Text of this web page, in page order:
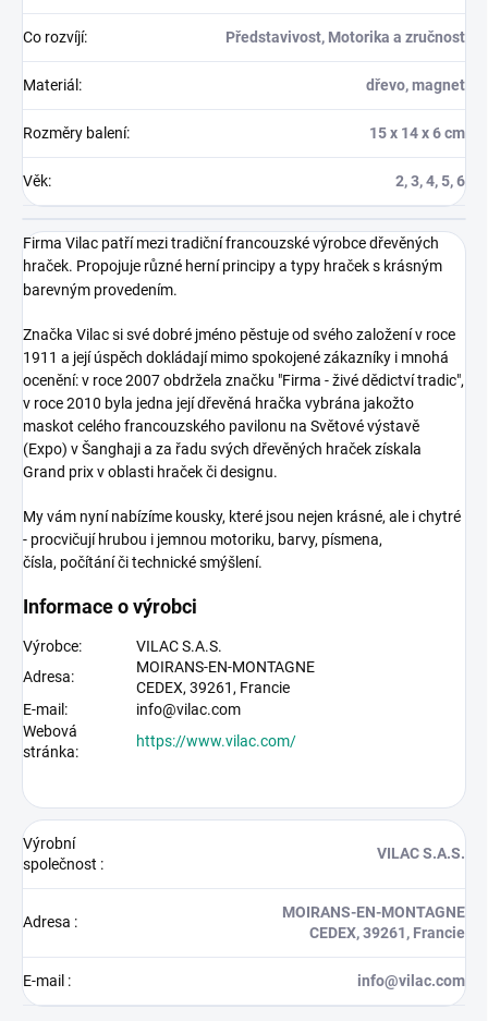
Co rozvíjí: Představivost, Motorika a zručnost
Materiál : dřevo, magnet
Rozměry balení: 15 x 14 x 6 cm
Věk: 2, 3, 4, 5, 6
Firma Vilac patří mezi tradiční francouzské výrobce dřevěných
hraček. Propojuje různé herní principy a typy hraček s krásným
barevným provedením.
Značka Vilac si své dobré jméno pěstuje od svého založení v roce
1911 a její úspěch dokládají mimo spokojené zákazníky i mnohá
ocenění: v roce 2007 obdržela značku "Firma - živé dědictví tradic",
v roce 2010 byla jedna její dřevěná hračka vybrána jakožto
maskot celého francouzského pavilonu na Světové výstavě
(Expo) v Šanghaji a za řadu svých dřevěných hraček získala
Grand prix v oblasti hraček či designu.
My vám nyní nabízíme kousky, které jsou nejen krásné, ale i chytré
- procvičují hrubou i jemnou motoriku, barvy, písmena,
čísla, počítání či technické smýšlení.
Informace o výrobci
Výrobce:
VILAC S.A.S.
Adresa:
MOIRANS-EN-MONTAGNE
CEDEX, 39261, Francie
E-mail:
info@vilac.com
Webová
stránka:
https://www.vilac.com/
Výrobní
společnost :
VILAC S.A.S.
Adresa :
MOIRANS-EN-MONTAGNE
CEDEX, 39261, Francie
E-mail : info@vilac.com